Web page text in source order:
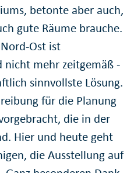
betonte aber auch,
gute Räume brauche.
Ost ist
nicht mehr zeitgemäß -
sinnvollste Lösung.
für die Planung
die in der
Hier und heute geht
die Ausstellung auf